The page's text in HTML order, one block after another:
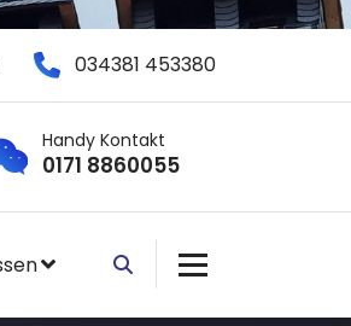
034381 453380
Handy Kontakt
0171 8860055